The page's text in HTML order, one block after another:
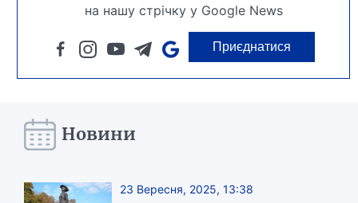
на нашу стрічку у Google News
Приєднатися
Новини
23 Вересня, 2025, 13:38